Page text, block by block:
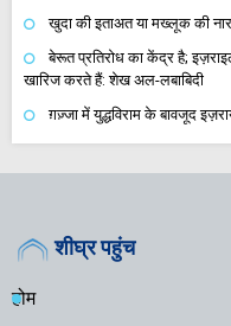
खुदा की इताअत या मख्लूक की
बेरूत प्रतिरोध का केंद्र है;
खारिज करते हैं: शेख अल-लबाबिदी
ग़ज़्जा में युद्धविराम के बावजूद
शीघ्र पहुंच
होम